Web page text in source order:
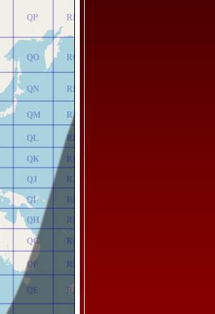
QE
QF
QG
QH
QI
QJ
QK
QL
QM
QN
QO
QP
RE
RF
RG
RH
RI
RJ
RK
RL
RM
RN
RO
RP